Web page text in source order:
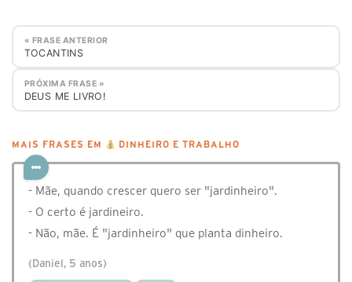
« FRASE ANTERIOR
TOCANTINS
PRÓXIMA FRASE »
DEUS ME LIVRO!
MAIS FRASES EM DINHEIRO E TRABALHO
- Mãe, quando crescer quero ser "jardinheiro".
- O certo é jardineiro.
- Não, mãe. É "jardinheiro" que planta dinheiro.
(Daniel, 5 anos)